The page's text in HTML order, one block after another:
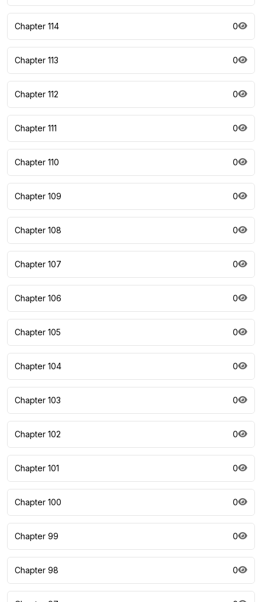
Chapter 114 0
Chapter 113 0
Chapter 112 0
Chapter 111 0
Chapter 110 0
Chapter 109 0
Chapter 108 0
Chapter 107 0
Chapter 106 0
Chapter 105 0
Chapter 104 0
Chapter 103 0
Chapter 102 0
Chapter 101 0
Chapter 100 0
Chapter 99 0
Chapter 98 0